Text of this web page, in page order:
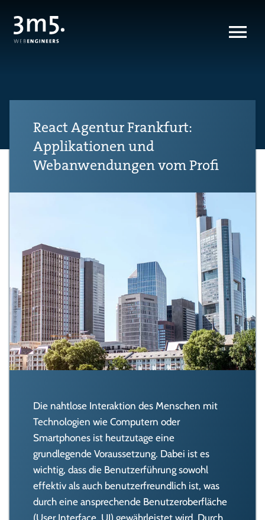
React Agentur Frankfurt:
Applikationen und
Webanwendungen vom Profi
Die nahtlose Interaktion des Menschen mit
Technologien wie Computern oder
Smartphones ist heutzutage eine
grundlegende Voraussetzung. Dabei ist es
wichtig, dass die Benutzerführung sowohl
effektiv als auch benutzerfreundlich ist, was
durch eine ansprechende Benutzeroberfläche
(User Interface, UI) gewährleistet wird. Durch